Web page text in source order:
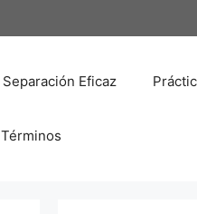
Separación Eficaz
Términos